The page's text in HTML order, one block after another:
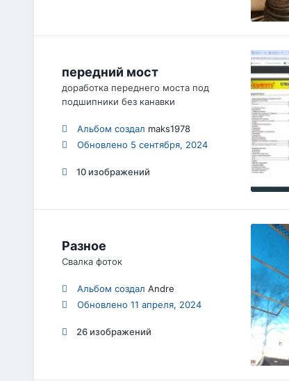
передний мост
доработка переднего моста под
подшипники без канавки
Альбом создал maks1978
Обновлено 5 сентября, 2024
10 изображений
Разное
Свалка фоток
Альбом создал Andre
Обновлено 11 апреля, 2024
26 изображений